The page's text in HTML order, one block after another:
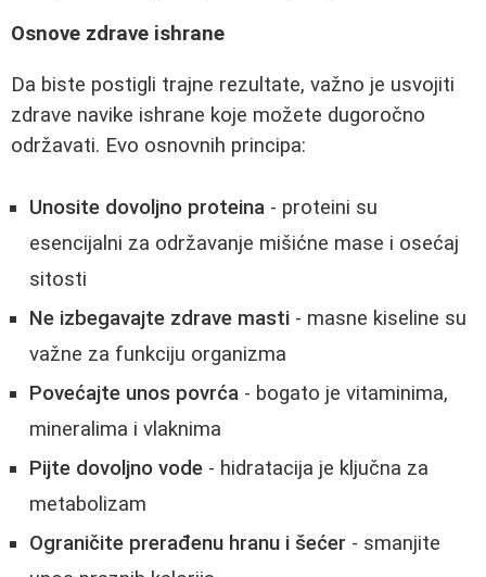
Osnove zdrave ishrane
Da biste postigli trajne rezultate, važno je usvojiti
zdrave navike ishrane koje možete dugoročno
održavati. Evo osnovnih principa:
Unosite dovoljno proteina - proteini su
esencijalni za održavanje mišićne mase i osećaj
sitosti
Ne izbegavajte zdrave masti - masne kiseline su
važne za funkciju organizma
Povećajte unos povrća - bogato je vitaminima,
mineralima i vlaknima
Pijte dovoljno vode - hidratacija je ključna za
metabolizam
Ograničite prerađenu hranu i šećer - smanjite